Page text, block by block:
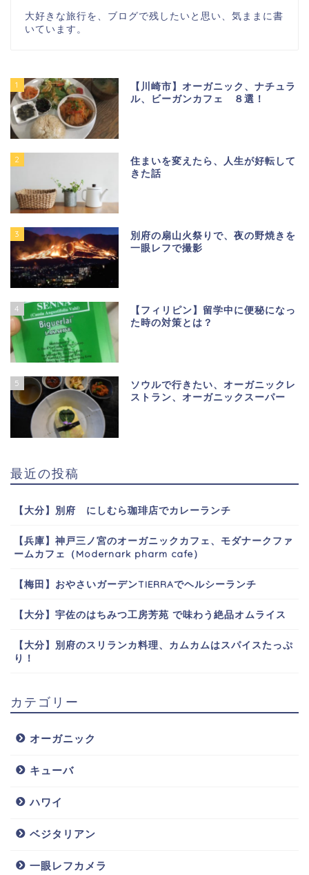
大好きな旅行を、ブログで残したいと思い、気ままに書
いています。
1
【川崎市】オーガニック、ナチュラ
ル、ビーガンカフェ ８選！
2
住まいを変えたら、人生が好転して
きた話
3
別府の扇山火祭りで、夜の野焼きを
一眼レフで撮影
4
【フィリピン】留学中に便秘になっ
た時の対策とは？
5
ソウルで行きたい、オーガニックレ
ストラン、オーガニックスーパー
最近の投稿
【大分】別府 にしむら珈琲店でカレーランチ
【兵庫】神戸三ノ宮のオーガニックカフェ、モダナークファ
ームカフェ（Modernark pharm cafe）
【梅田】おやさいガーデンTIERRAでヘルシーランチ
【大分】宇佐のはちみつ工房芳苑 で味わう絶品オムライス
【大分】別府のスリランカ料理、カムカムはスパイスたっぷ
り！
カテゴリー
オーガニック
キューバ
ハワイ
ベジタリアン
一眼レフカメラ